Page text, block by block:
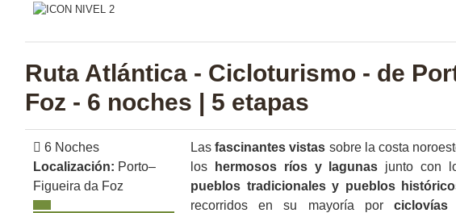
Ruta Atlántica - Cicloturismo - de
Foz - 6 noches | 5 etapas
6 Noches
Localización: Porto–
Figueira da Foz
Lasfascinantes vistas sobre la costa
los
hermosos ríos y lagunas junto con
pueblos tradicionales y pueblos
recorridos en su mayoría porciclovías